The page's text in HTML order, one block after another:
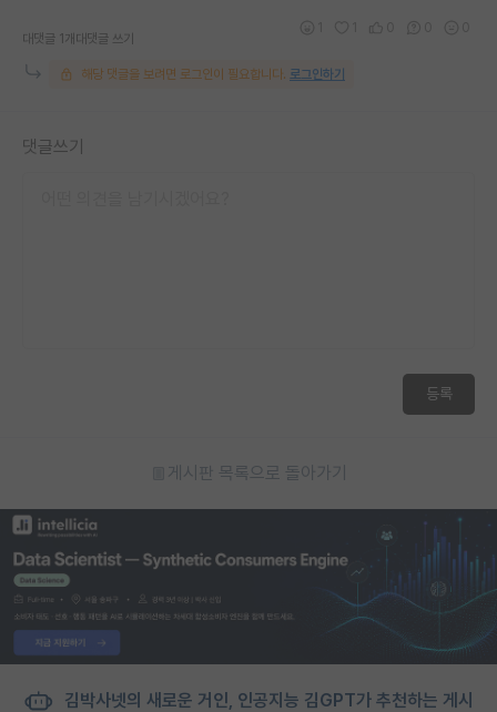
대댓글 1개 대댓글 쓰기
해당 댓글을 보려면 로그인이 필요합니다. 로그인하기
댓글쓰기
등록
게시판 목록으로 돌아가기
김박사넷의 새로운 거인, 인공지능 김GPT가 추천하는 게시